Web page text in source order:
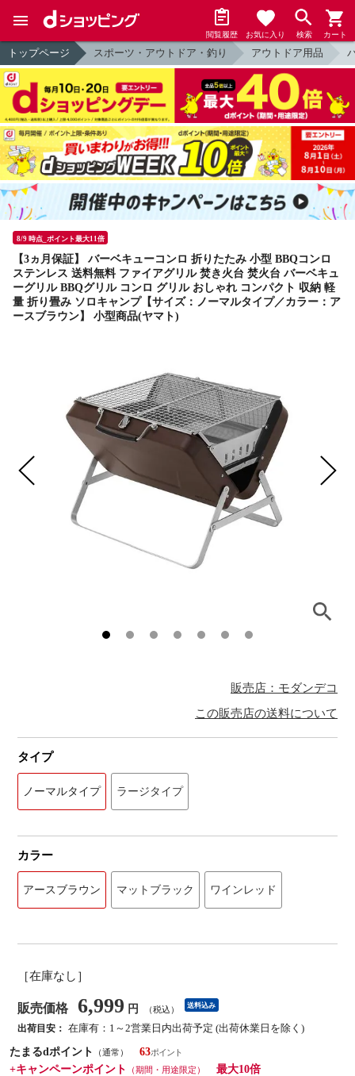
閲覧履歴 お気に入り 検索 カート
トップページ スポーツ・アウトドア・釣り アウトドア用品
8/9 時点_ポイント最大11倍
【3ヵ月保証】 バーベキューコンロ 折りたたみ 小型 BBQコンロ
ステンレス 送料無料 ファイアグリル 焚き火台 焚火台 バーベキュ
ーグリル BBQグリル コンロ グリル おしゃれ コンパクト 収納 軽
量 折り畳み ソロキャンプ【サイズ：ノーマルタイプ／カラー：ア
ースブラウン】 小型商品(ヤマト)
販売店：モダンデコ
この販売店の送料について
タイプ
ノーマルタイプ ラージタイプ
カラー
アースブラウン マットブラック ワインレッド
［在庫なし］
販売価格 6,999 円 （税込） 送料込み
出荷目安： 在庫有：1～2営業日内出荷予定 (出荷休業日を除く)
たまるdポイント
（通常）
63
+キャンペーンポイント
（期間・用途限定）
最大10倍